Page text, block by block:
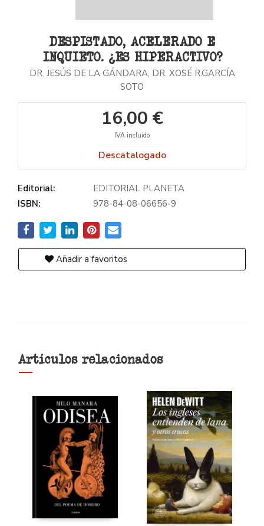
DESPISTADO, ACELERADO E
INQUIETO. ¿ES HIPERACTIVO?
DR. JESÚS DE LA GÁNDARA, DR. XOSÉ R.GARCÍA
SOTO
16,00 €
IVA incluido
Descatalogado
Editorial:
EDITORIAL PLANETA
ISBN:
978-84-08-06656-9
Añadir a favoritos
Artículos relacionados